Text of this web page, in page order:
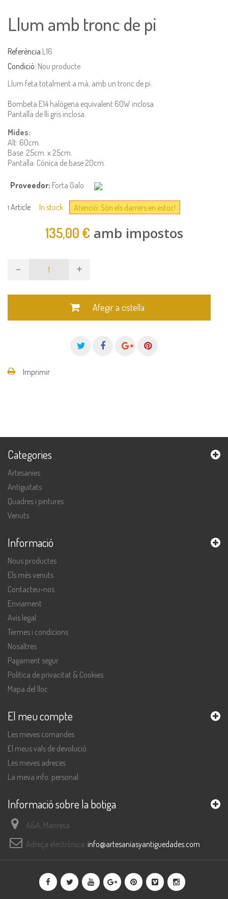
Llum amb tronc de pi
Referència L16
Condició: Nou producte
Llum feta totalment a mà, amb un tronc de pi.
Bombeta E14 halògena equivalent 60W inclosa.
Pantalla de lli gris inclosa.
Mides:
Alt: 60cm.
Base: 25cm. x 25cm.
Pantalla: Cònica de base 20cm.
Proveedor: Forta Galo
1 Article In stock Atenció: Són els darrers en estoc!
135,00 € amb impostos
- +
Afegir a cistella
Imprimir
Categories
Artesanies
Antiguitats
Quadres i pintures
Venuts
Informació
Nous productes
Els més venuts
Contacteu-nos
Enviament
Avís legal
Termes i condicions
Nosaltres
Pagament segur
Política de privacitat & Cookies
Mapa del lloc
El meu compte
Les meves comandes
El meus vals de devolució
Les meves adreces
La meva info. personal
Informació sobre la botiga
A&A, Manresa
Adreça electrònica: info@artesaniasyantiguedades.com